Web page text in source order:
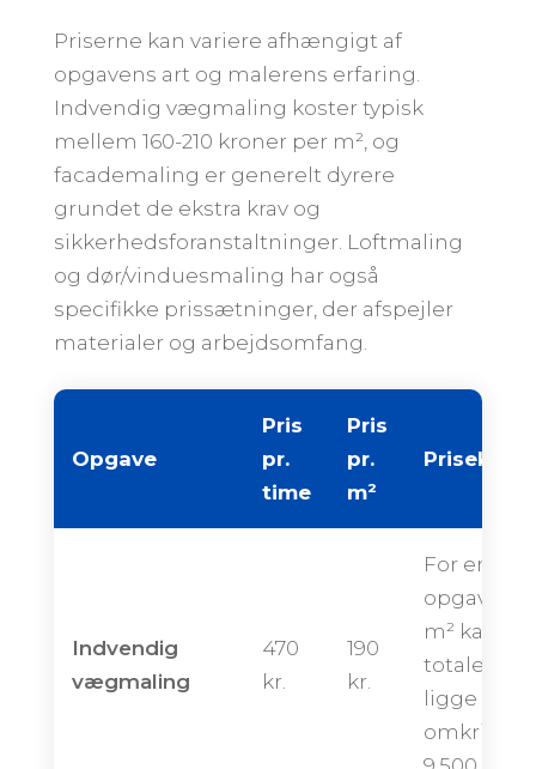
Priserne kan variere afhængigt af
opgavens art og malerens erfaring.
Indvendig vægmaling koster typisk
mellem 160-210 kroner per m², og
facademaling er generelt dyrere
grundet de ekstra krav og
sikkerhedsforanstaltninger. Loftmaling
og dør/vinduesmaling har også
specifikke prissætninger, der afspejler
materialer og arbejdsomfang.
Opgave
Pris
pr.
time
Pris
pr.
m²
Indvendig
vægmaling
470
kr.
190
kr.
For en
opgave på
m² kan
totale pris
ligge
omkring